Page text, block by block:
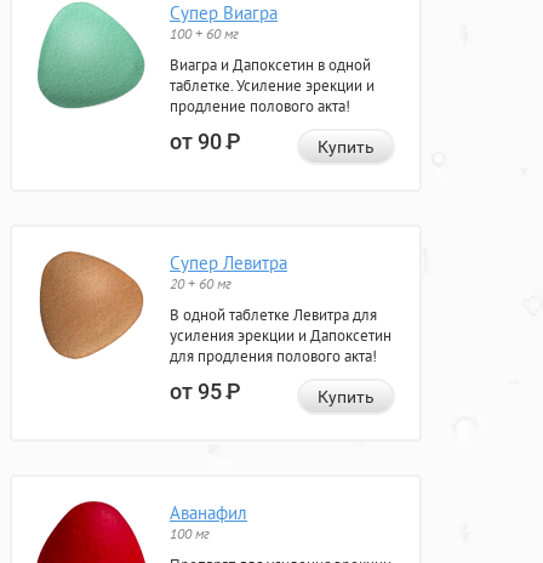
Супер Виагра
100 + 60 мг
Виагра и Дапоксетин в одной
таблетке. Усиление эрекции и
продление полового акта!
от 90Р Купить
Супер Левитра
20 + 60 мг
В одной таблетке Левитра для
усиления эрекции и Дапоксетин
для продления полового акта!
от 95Р Купить
Аванафил
100 мг